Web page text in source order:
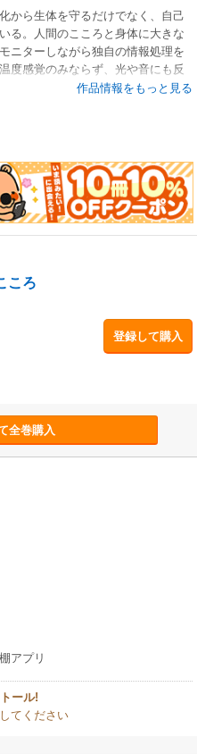
から生体を守るだけでなく、自己
る。人間のこころと身体に大きな
ニターしながら独自の情報処理を
度感覚のみならず、光や音にも反
作品情報をもっと見る
ころ
登録して購入
全巻購入
アプリ
ール!
てください